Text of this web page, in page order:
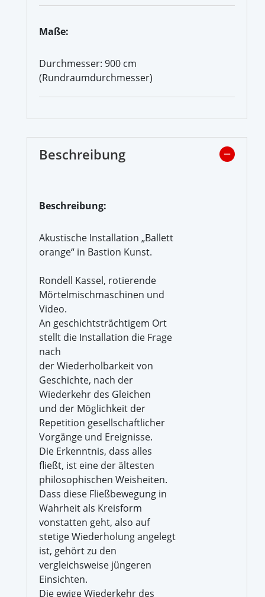
Maße:
Durchmesser: 900 cm
(Rundraumdurchmesser)
Beschreibung
Beschreibung:
Akustische Installation „Ballett
orange“ in Bastion Kunst.
Rondell Kassel, rotierende
Mörtelmischmaschinen und
Video.
An geschichtsträchtigem Ort
stellt die Installation die Frage
nach
der Wiederholbarkeit von
Geschichte, nach der
Wiederkehr des Gleichen
und der Möglichkeit der
Repetition gesellschaftlicher
Vorgänge und Ereignisse.
Die Erkenntnis, dass alles
fließt, ist eine der ältesten
philosophischen Weisheiten.
Dass diese Fließbewegung in
Wahrheit als Kreisform
vonstatten geht, also auf
stetige Wiederholung angelegt
ist, gehört zu den
vergleichsweise jüngeren
Einsichten.
Die ewige Wiederkehr des